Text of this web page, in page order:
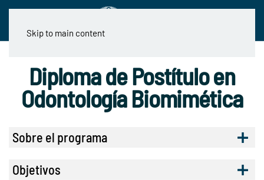
Skip to main content
Diploma de Postítulo en
Odontología Biomimética
Sobre el programa
Objetivos